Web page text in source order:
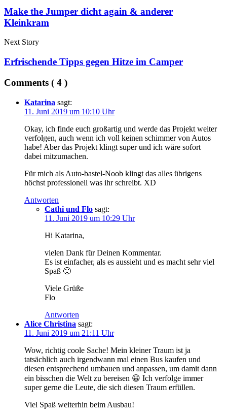
Make the Jumper dicht again & anderer
Kleinkram
Next Story
Erfrischende Tipps gegen Hitze im Camper
Comments ( 4 )
Katarina sagt:
11. Juni 2019 um 10:10 Uhr
Okay, ich finde euch großartig und werde das Projekt weiter
verfolgen, auch wenn ich voll keinen schimmer von Autos
habe! Aber das Projekt klingt super und ich wäre sofort
dabei mitzumachen.
Für mich als Auto-bastel-Noob klingt das alles übrigens
höchst professionell was ihr schreibt. XD
Antworten
Cathi und Flo sagt:
11. Juni 2019 um 10:29 Uhr
Hi Katarina,
vielen Dank für Deinen Kommentar.
Es ist einfacher, als es aussieht und es macht sehr viel
Spaß 🙂
Viele Grüße
Flo
Antworten
Alice Christina sagt:
11. Juni 2019 um 21:11 Uhr
Wow, richtig coole Sache! Mein kleiner Traum ist ja
tatsächlich auch irgendwann mal einen Bus kaufen und
diesen entsprechend umbauen und anpassen, um damit dann
ein bisschen die Welt zu bereisen 😀 Ich verfolge immer
super gerne die Leute, die sich diesen Traum erfüllen.
Viel Spaß weiterhin beim Ausbau!